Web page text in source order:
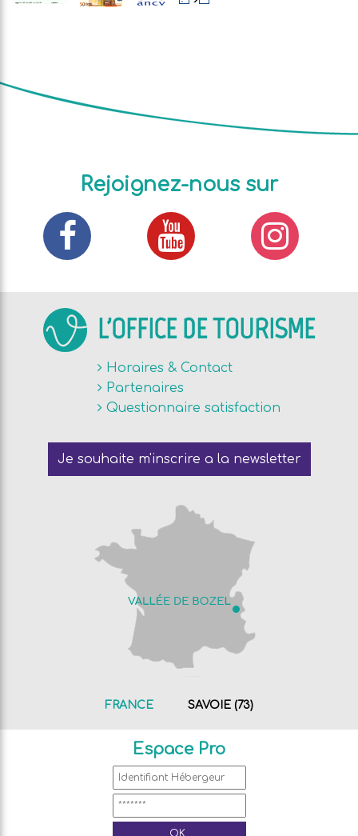
Rejoignez-nous sur
L'OFFICE DE TOURISME
Horaires & Contact
Partenaires
Questionnaire satisfaction
Je souhaite m'inscrire a la newsletter
FRANCE SAVOIE (73)
Espace Pro